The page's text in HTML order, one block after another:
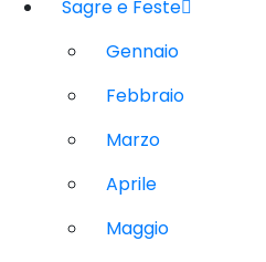
Sagre e Feste
Gennaio
Febbraio
Marzo
Aprile
Maggio